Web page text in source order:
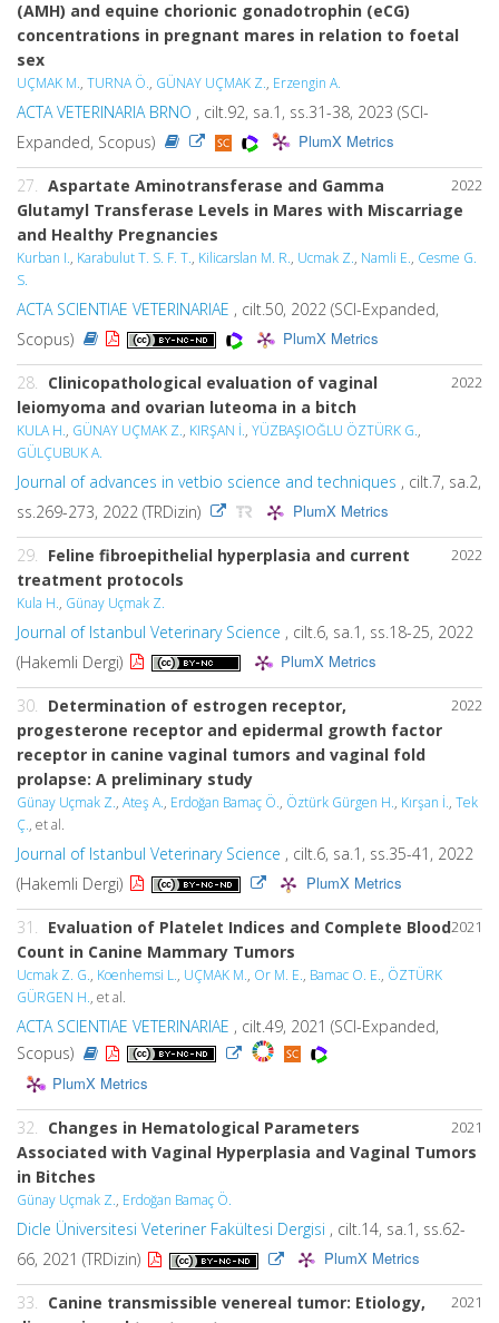
(AMH) and equine chorionic gonadotrophin (eCG)
concentrations in pregnant mares in relation to foetal
sex
UÇMAK M., TURNA Ö., GÜNAY UÇMAK Z., Erzengin A.
ACTA VETERINARIA BRNO , cilt.92, sa.1, ss.31-38, 2023 (SCI-
Expanded, Scopus)
PlumX Metrics
2022
27.
Aspartate Aminotransferase and Gamma
Glutamyl Transferase Levels in Mares with Miscarriage
and Healthy Pregnancies
Kurban I., Karabulut T. S. F. T., Kilicarslan M. R., Ucmak Z., Namli E., Cesme G.
S.
ACTA SCIENTIAE VETERINARIAE , cilt.50, 2022 (SCI-Expanded,
Scopus)
PlumX Metrics
2022
28.
Clinicopathological evaluation of vaginal
leiomyoma and ovarian luteoma in a bitch
KULA H., GÜNAY UÇMAK Z., KIRŞAN İ., YÜZBAŞIOĞLU ÖZTÜRK G.,
GÜLÇUBUK A.
Journal of advances in vetbio science and techniques , cilt.7, sa.2,
ss.269-273, 2022 (TRDizin)
PlumX Metrics
2022
29.
Feline fibroepithelial hyperplasia and current
treatment protocols
Kula H., Günay Uçmak Z.
Journal of Istanbul Veterinary Science , cilt.6, sa.1, ss.18-25, 2022
(Hakemli Dergi)
PlumX Metrics
2022
30.
Determination of estrogen receptor,
progesterone receptor and epidermal growth factor
receptor in canine vaginal tumors and vaginal fold
prolapse: A preliminary study
Günay Uçmak Z., Ateş A., Erdoğan Bamaç Ö., Öztürk Gürgen H., Kırşan İ., Tek
Ç., et al.
Journal of Istanbul Veterinary Science , cilt.6, sa.1, ss.35-41, 2022
(Hakemli Dergi)
PlumX Metrics
2021
31.
Evaluation of Platelet Indices and Complete Blood
Count in Canine Mammary Tumors
Ucmak Z. G., Koenhemsi L., UÇMAK M., Or M. E., Bamac O. E., ÖZTÜRK
GÜRGEN H., et al.
ACTA SCIENTIAE VETERINARIAE , cilt.49, 2021 (SCI-Expanded,
Scopus)
PlumX Metrics
2021
32. Changes in Hematological Parameters
Associated with Vaginal Hyperplasia and Vaginal Tumors
in Bitches
Günay Uçmak Z., Erdoğan Bamaç Ö.
Dicle Üniversitesi Veteriner Fakültesi Dergisi , cilt.14, sa.1, ss.62-
66, 2021 (TRDizin)
PlumX Metrics
2021
33. Canine transmissible venereal tumor: Etiology,